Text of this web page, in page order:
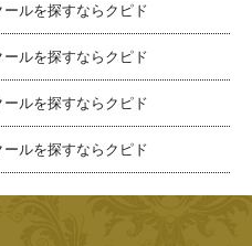
ルを探すならクピド
ルを探すならクピド
ルを探すならクピド
ルを探すならクピド